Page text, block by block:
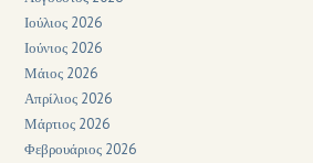
Ιούλιος 2026
Ιούνιος 2026
Μάιος 2026
Απρίλιος 2026
Μάρτιος 2026
Φεβρουάριος 2026